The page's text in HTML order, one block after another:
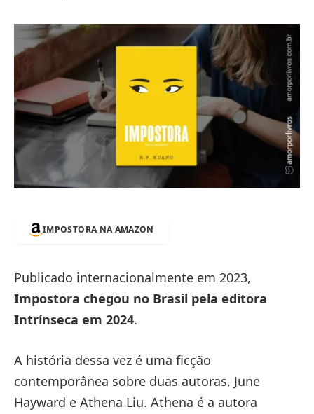
IMPOSTORA NA AMAZON
Publicado internacionalmente em 2023,
Impostora chegou no Brasil pela editora
Intrínseca em 2024.
A história dessa vez é uma ficção
contemporânea sobre duas autoras, June
Hayward e Athena Liu. Athena é a autora